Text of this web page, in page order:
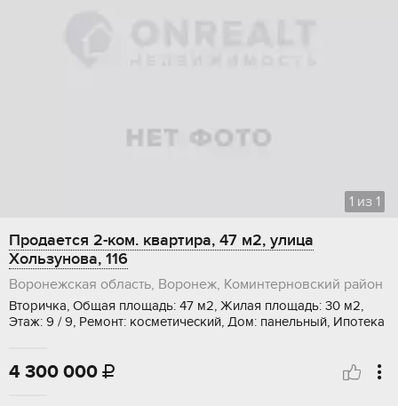
1 из 1
Продается 2-ком. квартира, 47 м2, улица
Хользунова, 116
Воронежская область, Воронеж, Коминтерновский район
Вторичка, Общая площадь: 47 м2, Жилая площадь: 30 м2,
Этаж: 9 / 9, Ремонт: косметический, Дом: панельный, Ипотека
4 300 000 